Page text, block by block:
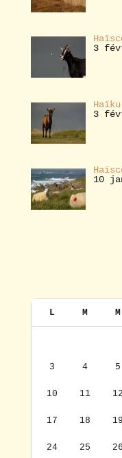
3
3
10
L M M
3 4 5
10 11 12
17 18 19
24 25 26